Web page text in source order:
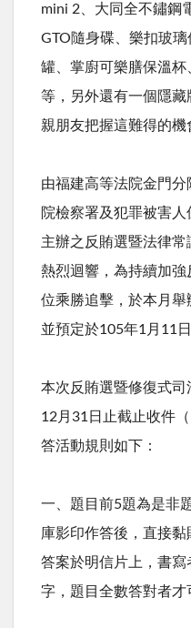
mini 2、大同全不鏽鋼
GTO隨身碟、樂扣玻
罐、掌廚可樂膳保溫
等，另外還有一個隱
親朋友把握這難得的機
由福建高等法院金門
院檢察署及犯罪被害
主辦之反賄選暨法律
熱烈迴響，為持續加
位乘勝追擊，於本月舉
並預定於105年1月11
本次反賄選暨修復式
12月31日止截止收件
答活動規則如下：
一、題目前5題為是非
庫影印作答後，直接
答案於明信片上，書
字，題目全數答對者才